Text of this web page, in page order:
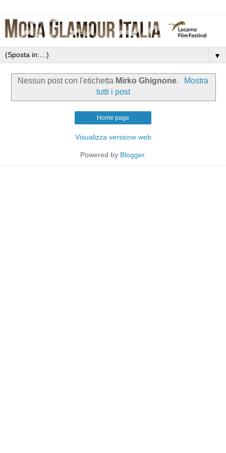
▼
Nessun post con l'etichetta Mirko Ghignone.
Mostra
tutti i post
Home page
Visualizza versione web
Powered by Blogger.